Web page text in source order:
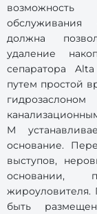
возможность
обслуживания
должна
удаление
сепаратора
путем простой
M
основание.
выступов,
основании,
жироуловителя.
быть